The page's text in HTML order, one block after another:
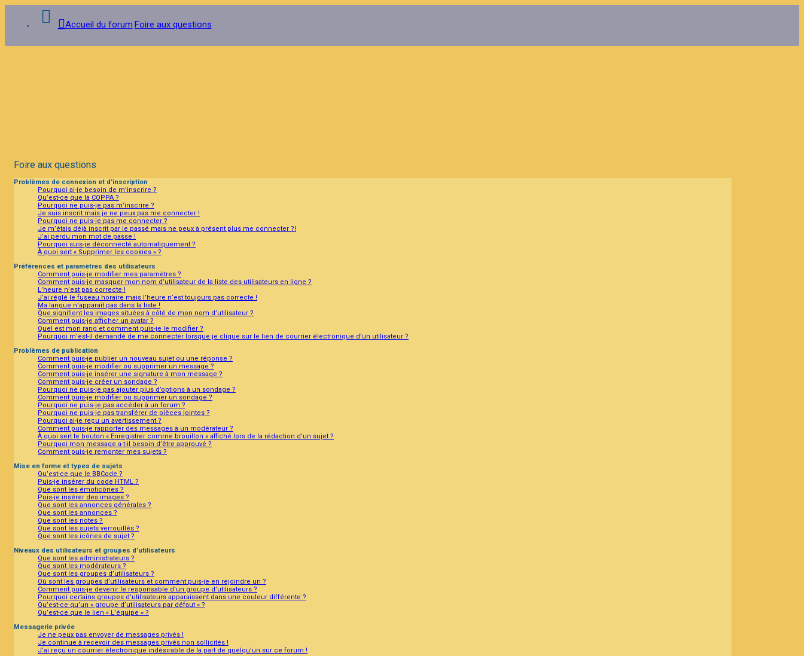
Accueil du forum Foire aux questions
Foire aux questions
Problèmes de connexion et d’inscription
Pourquoi ai-je besoin de m’inscrire ?
Qu’est-ce que la COPPA ?
Pourquoi ne puis-je pas m’inscrire ?
Je suis inscrit mais je ne peux pas me connecter !
Pourquoi ne puis-je pas me connecter ?
Je m’étais déjà inscrit par le passé mais ne peux à présent plus me connecter ?!
J’ai perdu mon mot de passe !
Pourquoi suis-je déconnecté automatiquement ?
À quoi sert « Supprimer les cookies » ?
Préférences et paramètres des utilisateurs
Comment puis-je modifier mes paramètres ?
Comment puis-je masquer mon nom d’utilisateur de la liste des utilisateurs en ligne ?
L’heure n’est pas correcte !
J’ai réglé le fuseau horaire mais l’heure n’est toujours pas correcte !
Ma langue n’apparaît pas dans la liste !
Que signifient les images situées à côté de mon nom d’utilisateur ?
Comment puis-je afficher un avatar ?
Quel est mon rang et comment puis-je le modifier ?
Pourquoi m’est-il demandé de me connecter lorsque je clique sur le lien de courrier électronique d’un utilisateur ?
Problèmes de publication
Comment puis-je publier un nouveau sujet ou une réponse ?
Comment puis-je modifier ou supprimer un message ?
Comment puis-je insérer une signature à mon message ?
Comment puis-je créer un sondage ?
Pourquoi ne puis-je pas ajouter plus d’options à un sondage ?
Comment puis-je modifier ou supprimer un sondage ?
Pourquoi ne puis-je pas accéder à un forum ?
Pourquoi ne puis-je pas transférer de pièces jointes ?
Pourquoi ai-je reçu un avertissement ?
Comment puis-je rapporter des messages à un modérateur ?
À quoi sert le bouton « Enregistrer comme brouillon » affiché lors de la rédaction d’un sujet ?
Pourquoi mon message a-t-il besoin d’être approuvé ?
Comment puis-je remonter mes sujets ?
Mise en forme et types de sujets
Qu’est-ce que le BBCode ?
Puis-je insérer du code HTML ?
Que sont les émoticônes ?
Puis-je insérer des images ?
Que sont les annonces générales ?
Que sont les annonces ?
Que sont les notes ?
Que sont les sujets verrouillés ?
Que sont les icônes de sujet ?
Niveaux des utilisateurs et groupes d’utilisateurs
Que sont les administrateurs ?
Que sont les modérateurs ?
Que sont les groupes d’utilisateurs ?
Où sont les groupes d’utilisateurs et comment puis-je en rejoindre un ?
Comment puis-je devenir le responsable d’un groupe d’utilisateurs ?
Pourquoi certains groupes d’utilisateurs apparaissent dans une couleur différente ?
Qu’est-ce qu’un « groupe d’utilisateurs par défaut » ?
Qu’est-ce que le lien « L’équipe » ?
Messagerie privée
Je ne peux pas envoyer de messages privés !
Je continue à recevoir des messages privés non sollicités !
J’ai reçu un courrier électronique indésirable de la part de quelqu’un sur ce forum !